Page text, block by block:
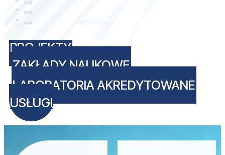
PROJEKTY
ZAKŁADY NAUKOWE
LABORATORIA AKREDYTOWANE
USŁUGI